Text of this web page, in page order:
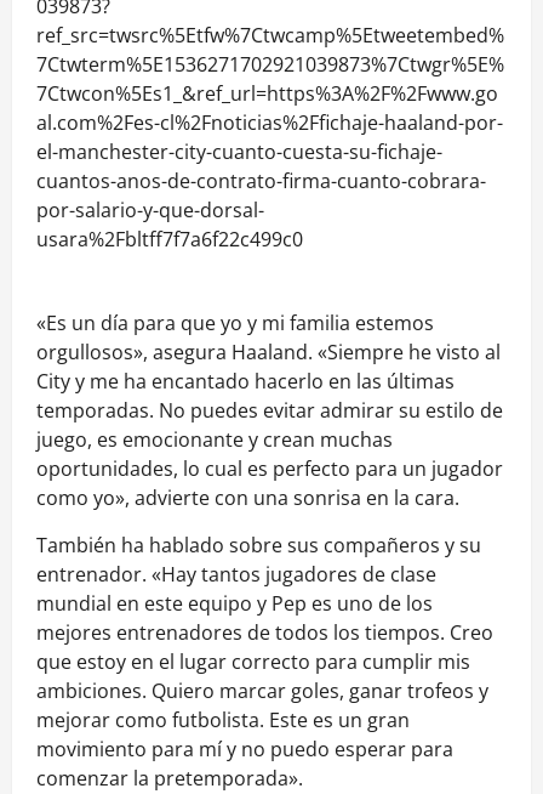
039873?
ref_src=twsrc%5Etfw%7Ctwcamp%5Etweetembed%
7Ctwterm%5E1536271702921039873%7Ctwgr%5E%
7Ctwcon%5Es1_&ref_url=https%3A%2F%2Fwww.go
al.com%2Fes-cl%2Fnoticias%2Ffichaje-haaland-por-
el-manchester-city-cuanto-cuesta-su-fichaje-
cuantos-anos-de-contrato-firma-cuanto-cobrara-
por-salario-y-que-dorsal-
usara%2Fbltff7f7a6f22c499c0
«Es un día para que yo y mi familia estemos
orgullosos», asegura Haaland. «Siempre he visto al
City y me ha encantado hacerlo en las últimas
temporadas. No puedes evitar admirar su estilo de
juego, es emocionante y crean muchas
oportunidades, lo cual es perfecto para un jugador
como yo», advierte con una sonrisa en la cara.
También ha hablado sobre sus compañeros y su
entrenador. «Hay tantos jugadores de clase
mundial en este equipo y Pep es uno de los
mejores entrenadores de todos los tiempos. Creo
que estoy en el lugar correcto para cumplir mis
ambiciones. Quiero marcar goles, ganar trofeos y
mejorar como futbolista. Este es un gran
movimiento para mí y no puedo esperar para
comenzar la pretemporada».